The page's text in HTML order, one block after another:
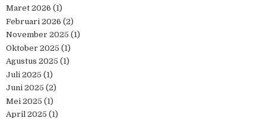
Maret 2026 (1)
Februari 2026 (2)
November 2025 (1)
Oktober 2025 (1)
Agustus 2025 (1)
Juli 2025 (1)
Juni 2025 (2)
Mei 2025 (1)
April 2025 (1)